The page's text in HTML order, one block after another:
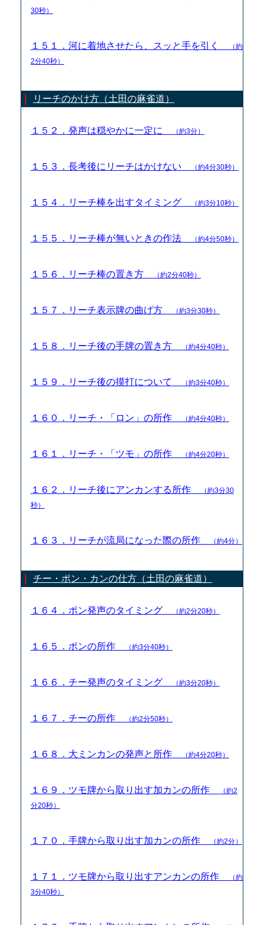
30秒）
１５１．河に着地させたら、スッと手を引く
（約
2分40秒）
リーチのかけ方（土田の麻雀道）
１５２．発声は穏やかに一定に （約3分）
１５３．長考後にリーチはかけない （約4分30秒）
１５４．リーチ棒を出すタイミング （約3分10秒）
１５５．リーチ棒が無いときの作法 （約4分50秒）
１５６．リーチ棒の置き方 （約2分40秒）
１５７．リーチ表示牌の曲げ方 （約3分30秒）
１５８．リーチ後の手牌の置き方 （約4分40秒）
１５９．リーチ後の摸打について （約3分40秒）
１６０．リーチ・「ロン」の所作 （約4分40秒）
１６１．リーチ・「ツモ」の所作 （約4分20秒）
１６２．リーチ後にアンカンする所作
（約3分30
秒）
１６３．リーチが流局になった際の所作 （約4分）
チー・ポン・カンの仕方（土田の麻雀道）
１６４．ポン発声のタイミング （約2分20秒）
１６５．ポンの所作 （約3分40秒）
１６６．チー発声のタイミング （約3分20秒）
１６７．チーの所作 （約2分50秒）
１６８．大ミンカンの発声と所作 （約4分20秒）
１６９．ツモ牌から取り出す加カンの所作
（約2
分20秒）
１７０．手牌から取り出す加カンの所作 （約2分）
１７１．ツモ牌から取り出すアンカンの所作
（約
3分40秒）